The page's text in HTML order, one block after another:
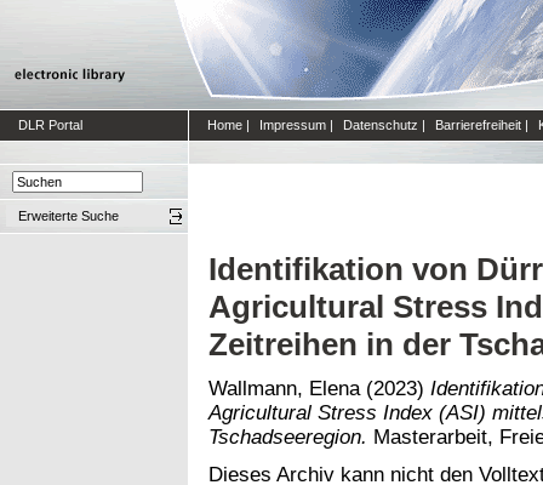
DLR Portal Home | Impressum | Datenschutz | Barrierefreiheit |
Erweiterte Suche
Identifikation von
Agricultural Stress
Zeitreihen in der
Wallmann, Elena (2023)
Agricultural Stress Index (ASI)
Tschadseeregion. Masterarbeit,
Dieses Archiv kann nicht den